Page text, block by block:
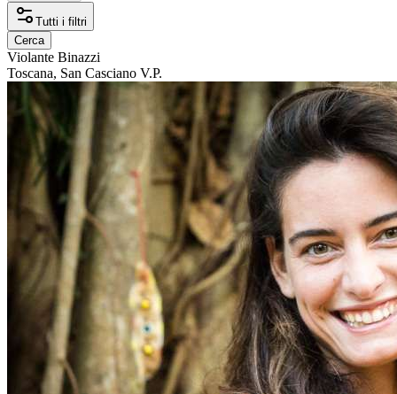
Tutti i filtri
Cerca
Violante Binazzi
Toscana, San Casciano V.P.